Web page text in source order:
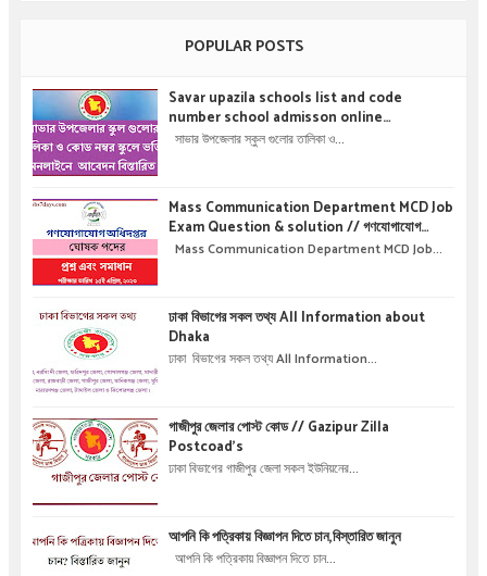
POPULAR POSTS
Savar upazila schools list and code
number school admisson online
application details !! সাভার উপজেলার স্কুল গুলোর
সাভার উপজেলার স্কুল গুলোর তালিকা ও...
Mass Communication Department MCD Job
Exam Question & solution // গণযোগাযোগ
অধিদপ্তরে নিয়োগ পরীক্ষার প্রশ্ন এবং সমাধান
Mass Communication Department MCD Job...
ঢাকা বিভাগের সকল তথ্য All Information about
Dhaka
ঢাকা বিভাগের সকল তথ্য All Information...
গাজীপুর জেলার পোস্ট কোড // Gazipur Zilla
Postcoad's
ঢাকা বিভাগের গাজীপুর জেলা সকল ইউনিয়নের...
আপনি কি পত্রিকায় বিজ্ঞাপন দিতে চান,বিস্তারিত জানুন
আপনি কি পত্রিকায় বিজ্ঞাপন দিতে চান...